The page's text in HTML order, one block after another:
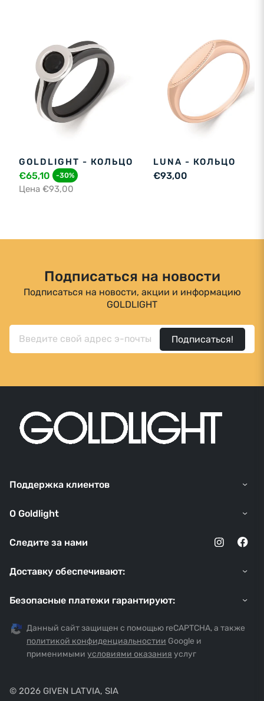
GOLDLIGHT - КОЛЬЦО
€65,10 -30%
Цена €93,00
LUNA - КОЛЬЦО
€93,00
Подписаться на новости
Подписаться на новости, акции и информацию
GOLDLIGHT
Подписаться!
Поддержка клиентов
O Goldlight
Следите за нами
Доставку обеспечивают:
Безопасные платежи гарантируют:
Данный сайт защищен с помощью reCAPTCHA, а также
политикой конфиденциальностии Google и
применимыми условиями оказания услуг
© 2026 GIVEN LATVIA, SIA